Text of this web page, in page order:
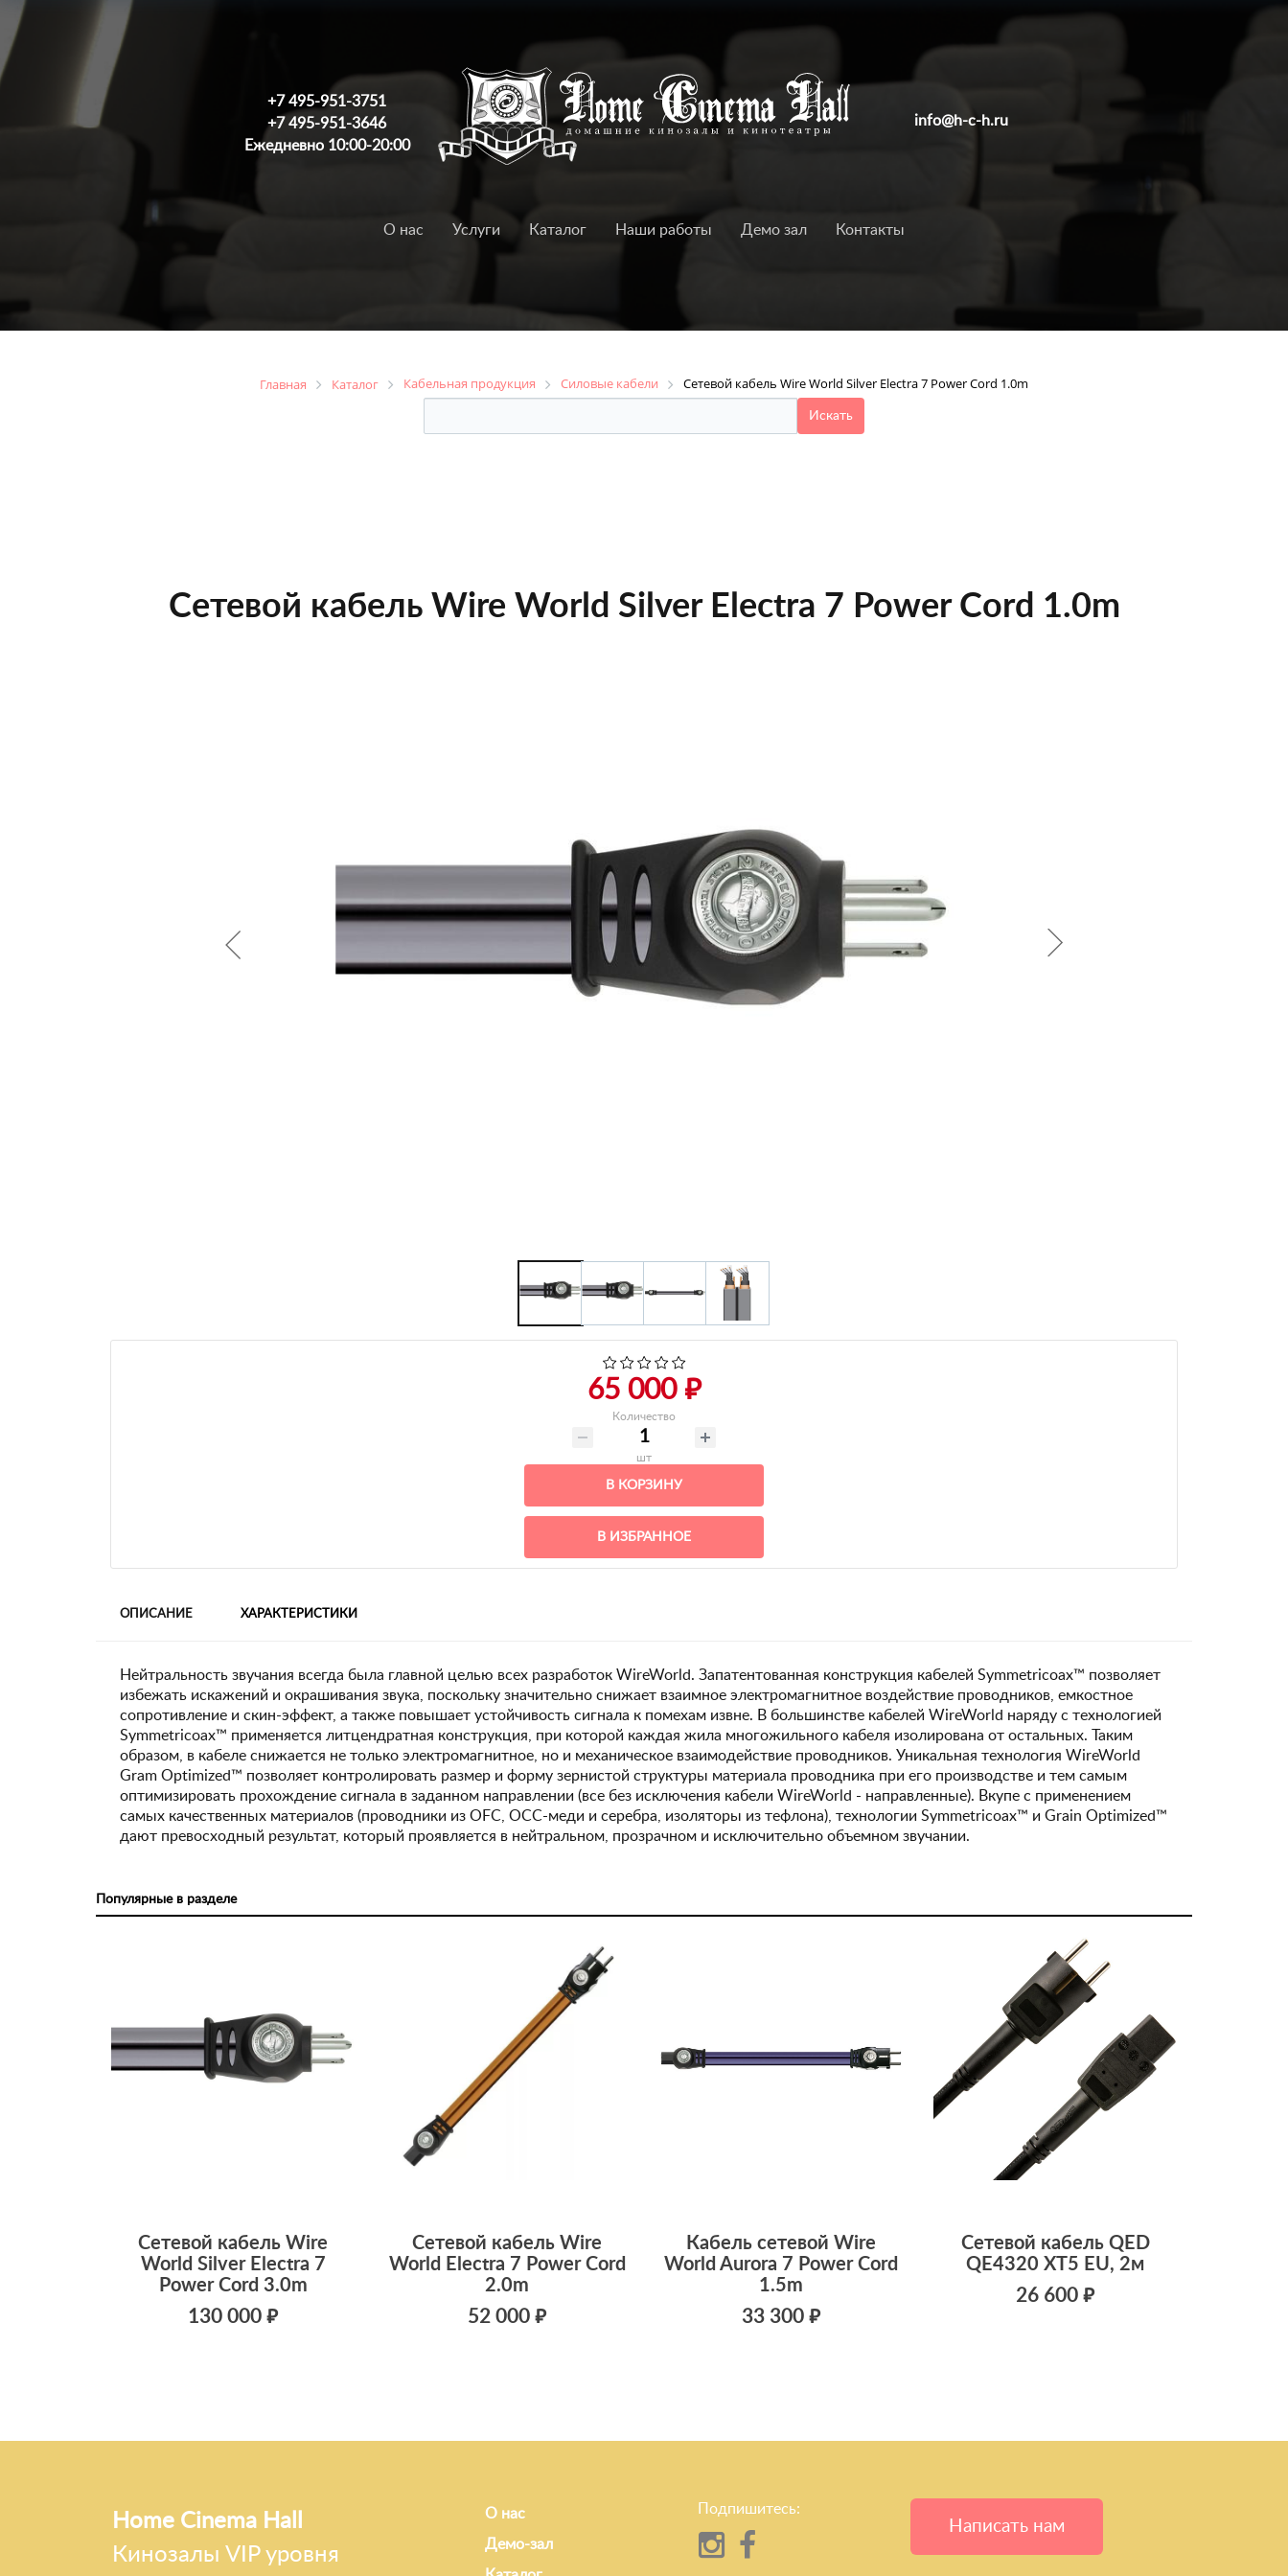
Главная Каталог Кабельная продукция Силовые кабели Сетевой кабель Wire World Silver Electra 7 Power Cord 1.0m
+7 495-951-3751
+7 495-951-3646
Ежедневно 10:00-20:00
info@h-c-h.ru
О нас Услуги Каталог Наши работы Демо зал Контакты
Сетевой кабель Wire World Silver Electra 7 Power Cord 1.0m
65 000 ₽
Количество
шт
В КОРЗИНУ
В ИЗБРАННОЕ
ОПИСАНИЕ ХАРАКТЕРИСТИКИ
Нейтральность звучания всегда была главной целью всех разработок WireWorld. Запатентованная конструкция кабелей Symmetricoax™ позволяет
избежать искажений и окрашивания звука, поскольку значительно снижает взаимное электромагнитное воздействие проводников, емкостное
сопротивление и скин-эффект, а также повышает устойчивость сигнала к помехам извне. В большинстве кабелей WireWorld наряду с технологией
Symmetricoax™ применяется литцендратная конструкция, при которой каждая жила многожильного кабеля изолирована от остальных. Таким
образом, в кабеле снижается не только электромагнитное, но и механическое взаимодействие проводников. Уникальная технология WireWorld
Gram Optimized™ позволяет контролировать размер и форму зернистой структуры материала проводника при его производстве и тем самым
оптимизировать прохождение сигнала в заданном направлении (все без исключения кабели WireWorld - направленные). Вкупе с применением
самых качественных материалов (проводники из OFC, ОСС-меди и серебра, изоляторы из тефлона), технологии Symmetricoax™ и Grain Optimized™
дают превосходный результат, который проявляется в нейтральном, прозрачном и исключительно объемном звучании.
Популярные в разделе
Сетевой кабель Wire
World Silver Electra 7
Power Cord 3.0m
130 000 ₽
Сетевой кабель Wire
World Electra 7 Power Cord
2.0m
52 000 ₽
Кабель сетевой Wire
World Aurora 7 Power Cord
1.5m
33 300 ₽
Сетевой кабель QED
QE4320 XT5 EU, 2м
26 600 ₽
Home Cinema Hall
Кинозалы VIP уровня
О нас
Демо-зал
Подпишитесь:
Написать нам